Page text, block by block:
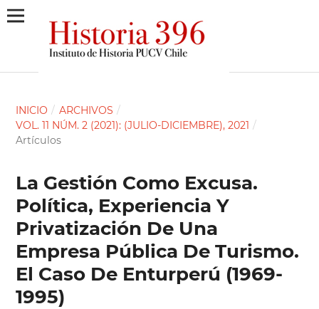
INICIO / ARCHIVOS /
VOL. 11 NÚM. 2 (2021): (JULIO-DICIEMBRE), 2021 /
Artículos
La Gestión Como Excusa.
Política, Experiencia Y
Privatización De Una
Empresa Pública De Turismo.
El Caso De Enturperú (1969-
1995)